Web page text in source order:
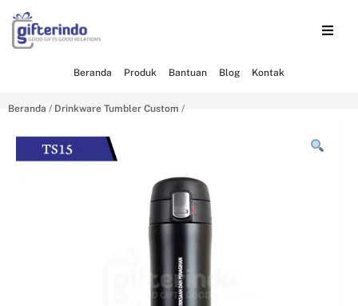
Beranda Produk Bantuan Blog Kontak
Beranda / Drinkware Tumbler Custom /